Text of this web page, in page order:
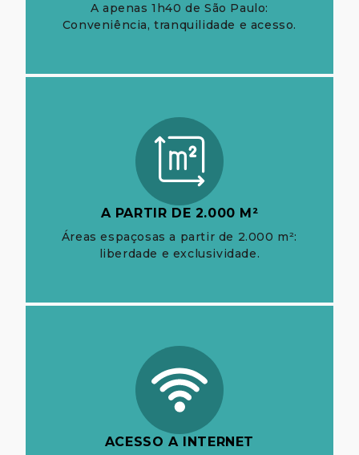
A apenas 1h40 de São Paulo:
Conveniência, tranquilidade e acesso.
A PARTIR DE 2.000 M²
Áreas espaçosas a partir de 2.000 m²:
liberdade e exclusividade.
ACESSO A INTERNET